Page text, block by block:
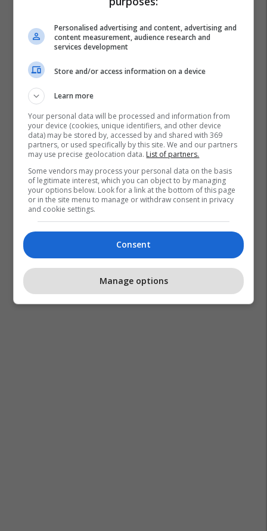
Personalised advertising and content, advertising and
content measurement, audience research and
services development
Store and/or access information on a device
Learn more
Your personal data will be processed and information from
your device (cookies, unique identifiers, and other device
data) may be stored by, accessed by and shared with 369
partners, or used specifically by this site. We and our partners
may use precise geolocation data. List of partners.
Some vendors may process your personal data on the basis
of legitimate interest, which you can object to by managing
your options below. Look for a link at the bottom of this page
or in the site menu to manage or withdraw consent in privacy
and cookie settings.
Consent
Manage options